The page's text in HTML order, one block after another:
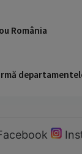
România